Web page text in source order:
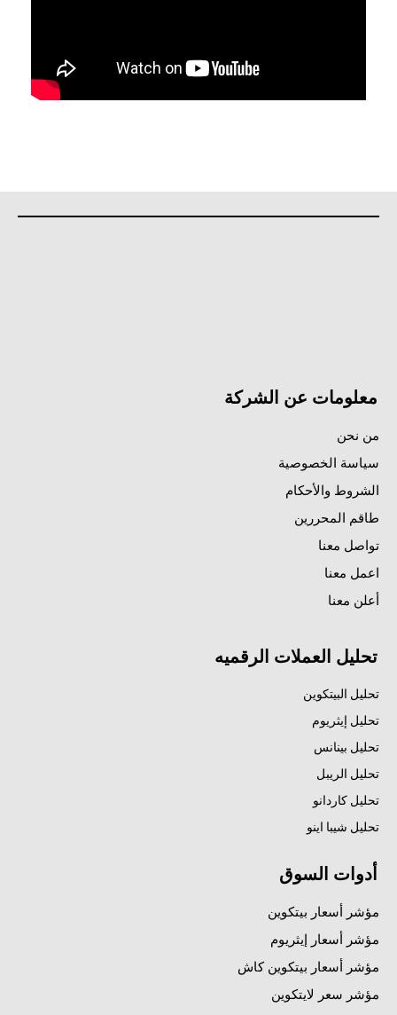
معلومات عن الشركة
من نحن
سياسة الخصوصية
الشروط والأحكام
طاقم المحررين
تواصل معنا
اعمل معنا
أعلن معنا
تحليل العملات الرقميه
تحليل البيتكوين
تحليل إيثريوم
تحليل بينانس
تحليل الريبل
تحليل كاردانو
تحليل شيبا اينو
أدوات السوق
مؤشر أسعار بيتكوين
مؤشر أسعار إيثريوم
مؤشر أسعار بيتكوين كاش
مؤشر سعر لايتكوين